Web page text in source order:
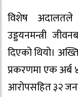
विशेष अदालतले
उड्डयनमन्त्री
दिएको थियो।
प्रकरणमा एक अर्ब
आरोपसहित ३२